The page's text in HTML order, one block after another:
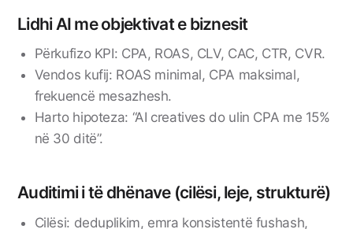
Lidhi AI me objektivat e biznesit
Përkufizo KPI: CPA, ROAS, CLV, CAC, CTR, CVR.
Vendos kufij: ROAS minimal, CPA maksimal,
frekuencë mesazhesh.
Harto hipoteza: “AI creatives do ulin CPA me 15%
në 30 ditë”.
Auditimi i të dhënave (cilësi, leje, strukturë)
Cilësi: deduplikim, emra konsistentë fushash,